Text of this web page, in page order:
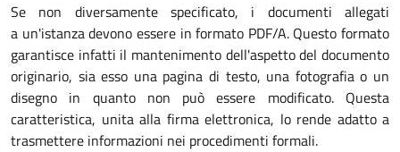
Se non diversamente specificato, i documenti allegati
a un'istanza devono essere in formato PDF/A. Questo formato
garantisce infatti il mantenimento dell'aspetto del documento
originario, sia esso una pagina di testo, una fotografia o un
disegno in quanto non può essere modificato. Questa
caratteristica, unita alla firma elettronica, lo rende adatto a
trasmettere informazioni nei procedimenti formali.